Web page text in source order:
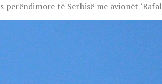
të Serbisë me avionët